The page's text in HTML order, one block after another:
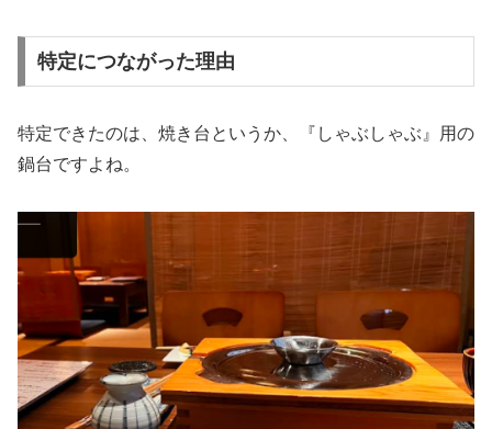
特定につながった理由
特定できたのは、焼き台というか、『しゃぶしゃぶ』用の
鍋台ですよね。